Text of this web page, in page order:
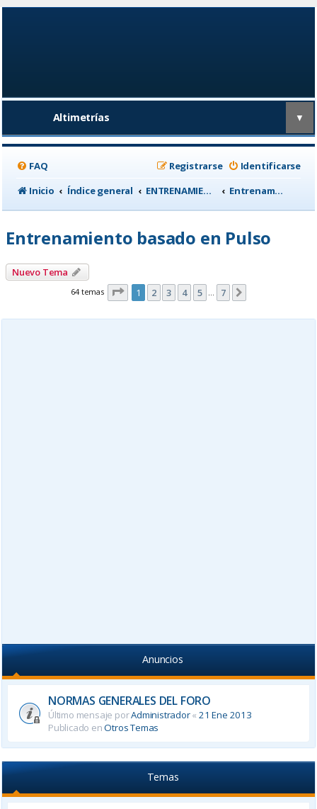
Altimetrías ▼
FAQ Identificarse
Registrarse
Inicio
Índice general ENTRENAMIENTO, medicina deportiva y nutrición Entrenamiento basado en Pulso
Entrenamiento basado en Pulso
Nuevo Tema
64 temas Página de 7
1 2 3 4 5 … 7
Anuncios
NORMAS GENERALES DEL FORO
Último mensaje porAdministrador«21 Ene 2013
Publicado enOtros Temas
Temas